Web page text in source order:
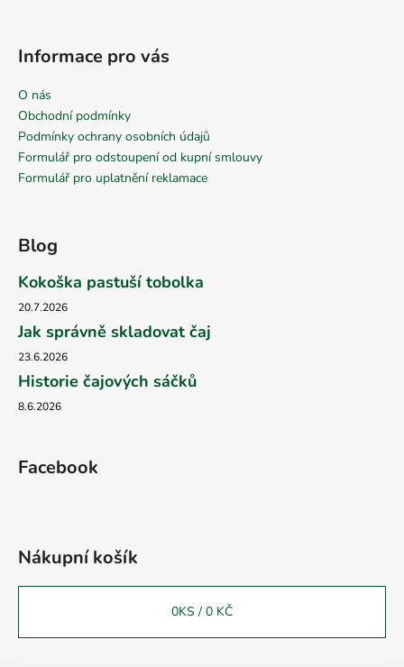
Informace pro vás
O nás
Obchodní podmínky
Podmínky ochrany osobních údajů
Formulář pro odstoupení od kupní smlouvy
Formulář pro uplatnění reklamace
Blog
Kokoška pastuší tobolka
20.7.2026
Jak správně skladovat čaj
23.6.2026
Historie čajových sáčků
8.6.2026
Facebook
Nákupní košík
0KS / 0 KČ